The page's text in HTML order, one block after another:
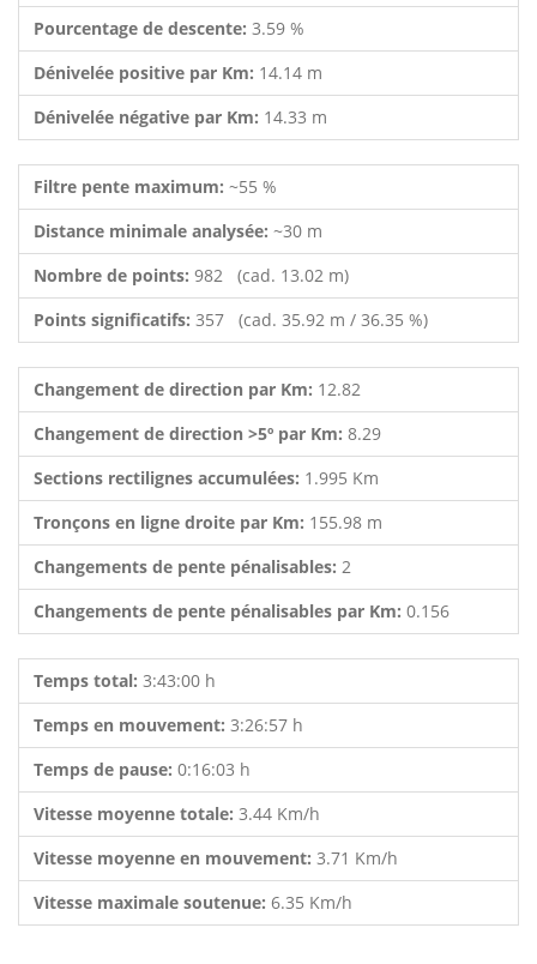
Pourcentage de descente: 3.59 %
Dénivelée positive par Km: 14.14 m
Dénivelée négative par Km: 14.33 m
Filtre pente maximum: ~55 %
Distance minimale analysée: ~30 m
Nombre de points: 982 (cad. 13.02 m)
Points significatifs: 357 (cad. 35.92 m / 36.35 %)
Changement de direction par Km: 12.82
Changement de direction >5º par Km: 8.29
Sections rectilignes accumulées: 1.995 Km
Tronçons en ligne droite par Km: 155.98 m
Changements de pente pénalisables: 2
Changements de pente pénalisables par Km: 0.156
Temps total: 3:43:00 h
Temps en mouvement: 3:26:57 h
Temps de pause: 0:16:03 h
Vitesse moyenne totale: 3.44 Km/h
Vitesse moyenne en mouvement: 3.71 Km/h
Vitesse maximale soutenue: 6.35 Km/h